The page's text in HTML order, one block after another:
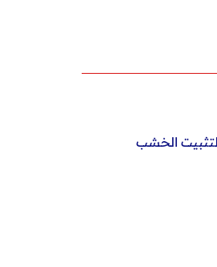
الاستخدام لتثبيت الخشب